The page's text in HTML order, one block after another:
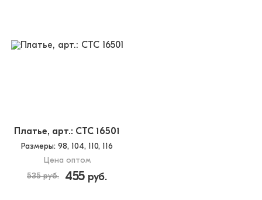
Платье, арт.: CTC 16501
Размеры: 98, 104, 110, 116
Цена оптом
535 руб.
455 руб.